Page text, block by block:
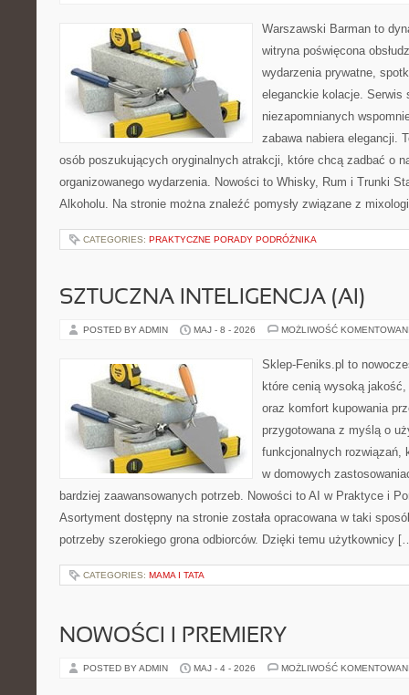
Warszawski Barman to
witryna poświęcona
wydarzenia prywatne,
eleganckie kolacje. Serwis
niezapomnianych
zabawa nabiera elegancji.
osób poszukujących oryginalnych atrakcji, które chcą zadbać o
organizowanego wydarzenia. Nowości to Whisky, Rum i Trunki
Alkoholu. Na stronie można znaleźć pomysły związane z
CATEGORIES: PRAKTYCZNE PORADY PODRÓŻNIKA
SZTUCZNA INTELIGENCJA (AI)
POSTED BY ADMIN MAJ - 8 - 2026 MOŻLIWOŚĆ
Sklep-Feniks.pl to
które cenią wysoką
oraz komfort kupowania
przygotowana z myślą o
funkcjonalnych rozwiązań,
w domowych
bardziej zaawansowanych potrzeb. Nowości to AI w Praktyce i
Asortyment dostępny na stronie została opracowana w taki
potrzeby szerokiego grona odbiorców. Dzięki temu użytkownicy
CATEGORIES: MAMA I TATA
NOWOŚCI I PREMIERY
POSTED BY ADMIN MAJ - 4 - 2026 MOŻLIWOŚĆ